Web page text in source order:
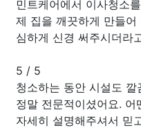
민트케어에서 이사청소
제 집을 깨끗하게 만들
심하게 신경 써주시더라
5 / 5
청소하는 동안 시설도
정말 전문적이셨어요.
자세히 설명해주셔서 믿